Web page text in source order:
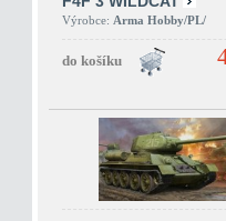
Výrobce: Arma Hobby/PL/